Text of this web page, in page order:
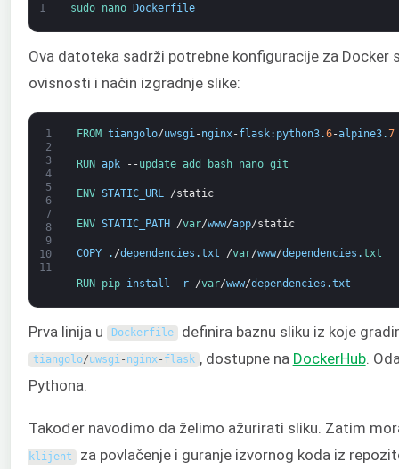
1 sudo nano Dockerfile
Ova datoteka sadrži potrebne konfiguracije za
ovisnosti i način izgradnje slike:
1
2
3
4
5
6
7
8
9
10
11
FROM tiangolo/uwsgi-nginx-flask: python3.6-alpine3.7
RUN apk --update add bash nano git
ENV STATIC_URL /static
ENV STATIC_PATH /var/www/app/static
COPY . /dependencies .txt /var/www/dependencies .txt
RUN pip install - r /var/www/dependencies .txt
Prva linija u Dockerfile definira baznu sliku iz koje
tiangolo/uwsgi- nginx- flask , dostupne na DockerHub.
Pythona.
Također navodimo da želimo ažurirati sliku. Zatim
klijent za povlačenje i guranje izvornog koda iz